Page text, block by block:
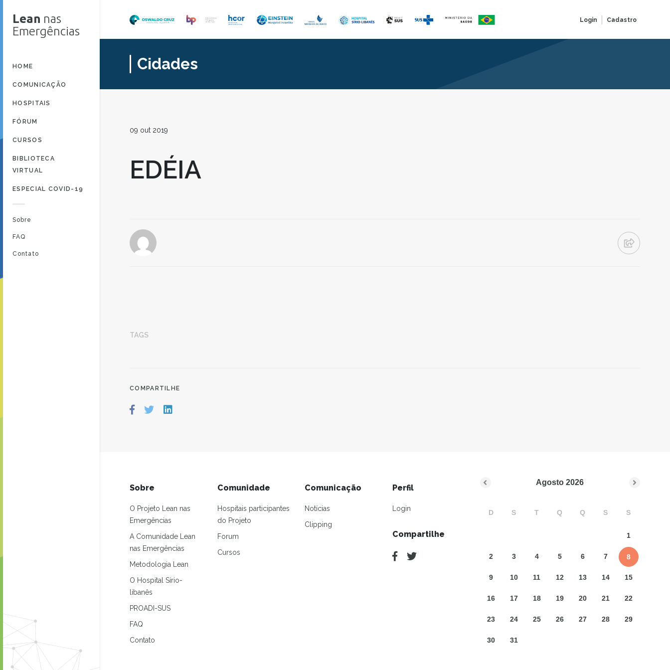
Login Cadastro
Lean nas
Emergências
HOME
COMUNICAÇÃO
HOSPITAIS
FÓRUM
CURSOS
BIBLIOTECA
VIRTUAL
ESPECIAL COVID-19
Sobre
FAQ
Contato
Cidades
09 out 2019
EDÉIA
TAGS
COMPARTILHE
Sobre
O Projeto Lean nas
Emergências
A Comunidade Lean
nas Emergências
Metodologia Lean
O Hospital Sírio-
libanês
PROADI-SUS
FAQ
Contato
Comunidade
Hospitais participantes
do Projeto
Forum
Cursos
Comunicação
Notícias
Clipping
Perfil
Login
Compartilhe
Agosto 2026
D S T Q Q S S
1
2 3 4 5 6 7 8
9 10 11 12 13 14 15
16 17 18 19 20 21 22
23 24 25 26 27 28 29
30 31